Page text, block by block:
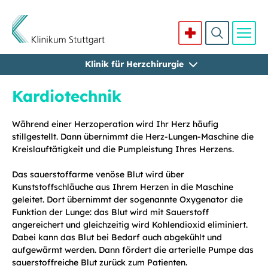
Klinik für Herzchirurgie
Kardiotechnik
Während einer Herzoperation wird Ihr Herz häufig
stillgestellt. Dann übernimmt die Herz-Lungen-Maschine die
Kreislauftätigkeit und die Pumpleistung Ihres Herzens.
Das sauerstoffarme venöse Blut wird über
Kunststoffschläuche aus Ihrem Herzen in die Maschine
geleitet. Dort übernimmt der sogenannte Oxygenator die
Funktion der Lunge: das Blut wird mit Sauerstoff
angereichert und gleichzeitig wird Kohlendioxid eliminiert.
Dabei kann das Blut bei Bedarf auch abgekühlt und
aufgewärmt werden. Dann fördert die arterielle Pumpe das
sauerstoffreiche Blut zurück zum Patienten.